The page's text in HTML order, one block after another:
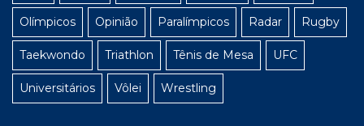
Olímpicos Opinião Paralímpicos Radar Rugby
Taekwondo Triathlon Tênis de Mesa UFC
Universitários Vôlei Wrestling